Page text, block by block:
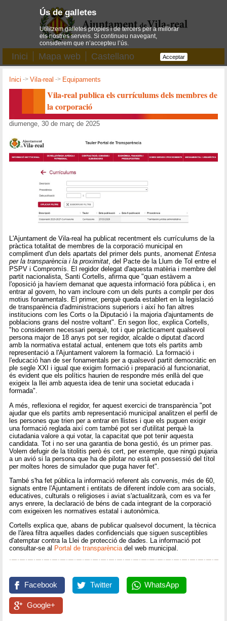
Inici Mapa web Castellano
Inici ->Vila-real -> Equipaments
Vila-real publica els currículums dels membres de
la corporació
diumenge, 30 de març de 2025
L'Ajuntament de Vila-real ha publicat recentment els currículums de la
pràctica totalitat de membres de la corporació municipal en
compliment d'un dels apartats del primer dels punts, anomenatEntesa
per la transparència i la proximitat, del Pacte de la Llum de Tol entre el
PSPV i Compromís. El regidor delegat d'aquesta matèria i membre del
partit nacionalista, Santi Cortells, afirma que "quan estàvem a
l'oposició ja havíem demanat que aquesta informació fora pública i, en
entrar al govern, ho vam incloure com un dels punts a complir per dos
motius fonamentals. El primer, perquè queda establert en la legislació
de transparència d'administracions superiors i així ho fan altres
institucions com les Corts o la Diputació i la majoria d'ajuntaments de
poblacions grans del nostre voltant". En segon lloc, explica Cortells,
"ho considerem necessari perquè, tot i que pràcticament qualsevol
persona major de 18 anys pot ser regidor, alcalde o diputat d'acord
amb la normativa estatal actual, entenem que tots els partits amb
representació a l'Ajuntament valorem la formació. La formació i
l'educació han de ser fonamentals per a qualsevol partit democràtic en
ple segle XXI i igual que exigim formació i preparació al funcionariat,
és evident que els polítics haurien de respondre més enllà del que
exigeix la llei amb aquesta idea de tenir una societat educada i
formada".
A més, reflexiona el regidor, fer aquest exercici de transparència "pot
ajudar que els partits amb representació municipal analitzen el perfil de
les persones que trien per a entrar en llistes i que els puguen exigir
una formació reglada així com també pot ser d'utilitat perquè la
ciutadania valore a qui votar, la capacitat que pot tenir aquesta
candidata. Tot i no ser una garantia de bona gestió, és un primer pas.
Volem defugir de la titolitis però és cert, per exemple, que ningú pujaria
a un avió si la persona que ha de pilotar no està en possessió del títol
per moltes hores de simulador que puga haver fet".
També s'ha fet pública la informació referent als convenis, més de 60,
signats entre l'Ajuntament i entitats de diferent índole com ara socials,
educatives, culturals o religioses i aviat s'actualitzarà, com es va fer
anys enrere, la declaració de béns de cada integrant de la corporació
com exigeixen les normatives estatal i autonòmica.
Cortells explica que, abans de publicar qualsevol document, la tècnica
de l'àrea filtra aquelles dades confidencials que siguen susceptibles
d'atemptar contra la Llei de protecció de dades. La informació pot
consultar-se al Portal de transparènciadel web municipal.
Facebook Twitter WhatsApp
Google+
Ús de galletes
Utilitzem galletes pròpies i de tercers per a millorar
els nostres serveis. Si continueu navegant,
considerem que n’accepteu l’ús.
Acceptar